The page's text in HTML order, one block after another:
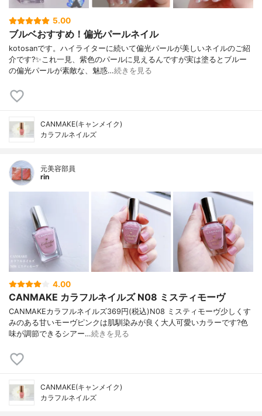
5.00
ブルベおすすめ！偏光パールネイル
kotosanです。ハイライターに続いて偏光パールが美しいネイルのご紹
介です?✨これ一見、紫色のパールに見えるんですが実は塗るとブルー
の偏光パールが素敵な、魅惑…続きを見る
CANMAKE(キャンメイク)
カラフルネイルズ
元美容部員
rin
4.00
CANMAKE カラフルネイルズ N08 ミスティモーヴ
CANMAKEカラフルネイルズ369円(税込)N08 ミスティモーヴ少しくす
みのある甘いモーヴピンクは肌馴染みが良く大人可愛いカラーです?色
味が調節できるシアー…続きを見る
CANMAKE(キャンメイク)
カラフルネイルズ